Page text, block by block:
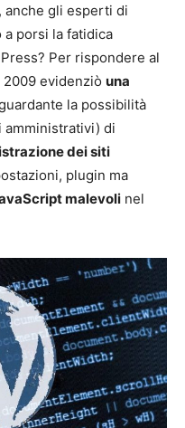
anche gli esperti di
porsi la fatidica
Per rispondere al
evidenziò una
la possibilità
di
dei siti
plugin ma
malevoli nel